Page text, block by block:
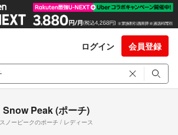
ログイン 会員登録
Snow Peak (ポーチ)
スノーピークのポーチ / レディース